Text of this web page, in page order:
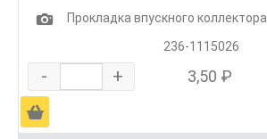
1
Прокладка впускного коллектора
236-1115026
- + 3,50 ₽
Ä